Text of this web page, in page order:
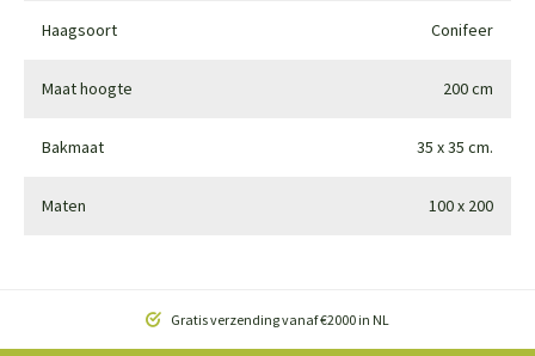
Haagsoort Conifeer
Maat hoogte 200 cm
Bakmaat 35 x 35 cm.
Maten 100 x 200
Gratis verzending vanaf €2000 in NL